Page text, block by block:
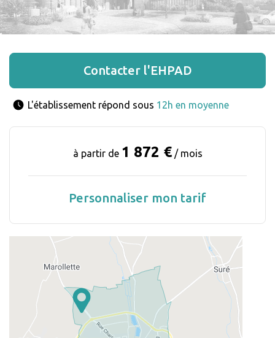
Contacter l'EHPAD
L'établissement répond sous 12h en moyenne
à partir de 1 872 €/ mois
Personnaliser mon tarif